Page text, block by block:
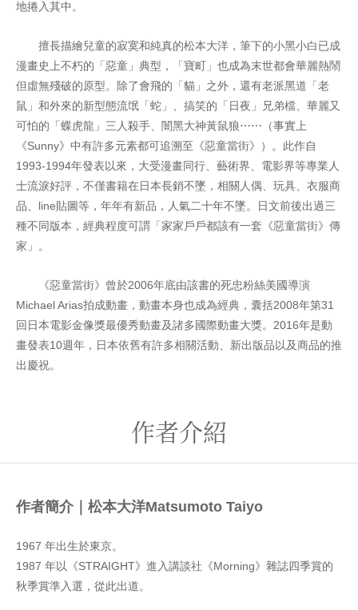
地捲入其中。
擅長描繪兒童的寂寞和純真的松本大洋，筆下的小黑小白已成
漫畫史上不朽的「惡童」典型，「寶町」也成為末世都會華麗熱鬧
但虛無殘破的原型。除了會飛的「貓」之外，還有老派黑道「老
鼠」和外來的新型態流氓「蛇」、搞笑的「日夜」兄弟檔、華麗又
可怕的「蝶虎龍」三人殺手、闇黑大神黃鼠狼⋯⋯（事實上
《Sunny》中有許多元素都可追溯至《惡童當街》）。此作自
1993-1994年發表以來，大受漫畫同行、藝術界、電影界等專業人
士流淚好評，不僅書籍在日本長銷不墜，相關人偶、玩具、衣服商
品、line貼圖等，年年有新品，人氣二十年不墜。日文前後出過三
種不同版本，經典程度可謂「家家戶戶都該有一套《惡童當街》傳
家」。
《惡童當街》曾於2006年底由該書的死忠粉絲美國導演
Michael Arias拍成動畫，動畫本身也成為經典，囊括2008年第31
回日本電影金像獎最優秀動畫及諸多國際動畫大獎。2016年是動
畫發表10週年，日本依舊有許多相關活動、新出版品以及商品的推
出慶祝。
作者介紹
作者簡介｜松本大洋Matsumoto Taiyo
1967 年出生於東京。
1987 年以《STRAIGHT》進入講談社《Morning》雜誌四季賞的
秋季賞準入選，從此出道。